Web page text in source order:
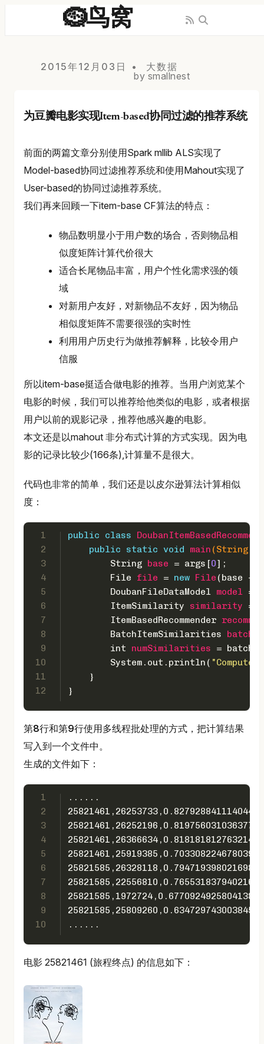
🪹鸟窝
2015年12月03日
大数据
by smallnest
为豆瓣电影实现Item-based协同过滤的推荐系统
前面的两篇文章分别使用Spark mllib ALS实现了
Model-based协同过滤推荐系统和使用Mahout实现了
User-based的协同过滤推荐系统。
我们再来回顾一下item-base CF算法的特点：
物品数明显小于用户数的场合，否则物品相
似度矩阵计算代价很大
适合长尾物品丰富，用户个性化需求强的领
域
对新用户友好，对新物品不友好，因为物品
相似度矩阵不需要很强的实时性
利用用户历史行为做推荐解释，比较令用户
信服
所以item-base挺适合做电影的推荐。当用户浏览某个
电影的时候，我们可以推荐给他类似的电影，或者根据
用户以前的观影记录，推荐他感兴趣的电影。
本文还是以mahout 非分布式计算的方式实现。因为电
影的记录比较少(166条),计算量不是很大。
代码也非常的简单，我们还是以皮尔逊算法计算相似
度：
1
2
3
4
5
6
7
8
9
10
11
12
public class
public
static void main (String[]
String base = args[0];
File
file = new File (base +
DoubanFileDataModel model =
ItemSimilarity
similarity =
ItemBasedRecommender
BatchItemSimilarities
batch
int
numSimilarities =
        System.out.println(
    }
}
第8行和第9行使用多线程批处理的方式，把计算结果
写入到一个文件中。
生成的文件如下：
1
2
3
4
5
6
7
8
9
10
......
25821461,26253733,0.8279288411140442
25821461,26252196,0.819756031036377
25821461,26366634,0.8181818127632141
25821461,25919385,0.7033082246780396
25821585,26328118,0.794719398021698
25821585,22556810,0.7655318379402161
25821585,1972724,0.6770924925804138
25821585,25809260,0.6347297430038452
......
电影 25821461 (旅程终点) 的信息如下：